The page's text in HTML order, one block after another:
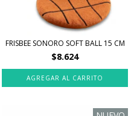
FRISBEE SONORO SOFT BALL 15 CM
$8.624